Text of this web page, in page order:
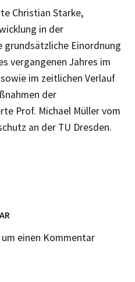
Christian Starke,
in der
grundsätzliche Einordnung
vergangenen Jahres im
im zeitlichen Verlauf
der
Prof. Michael Müller vom
an der TU Dresden.
um einen Kommentar